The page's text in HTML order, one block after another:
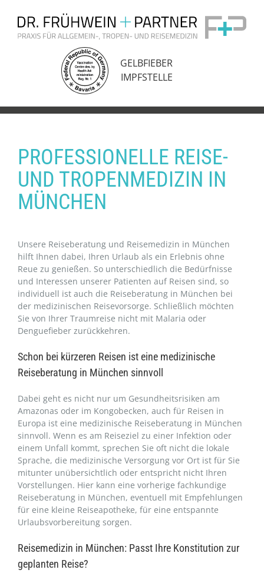
Inhalt
springen
GELBFIEBER
IMPFSTELLE
PROFESSIONELLE REISE-
UND TROPENMEDIZIN IN
MÜNCHEN
Unsere Reiseberatung und Reisemedizin in München
hilft Ihnen dabei, Ihren Urlaub als ein Erlebnis ohne
Reue zu genießen. So unterschiedlich die Bedürfnisse
und Interessen unserer Patienten auf Reisen sind, so
individuell ist auch die Reiseberatung in München bei
der medizinischen Reisevorsorge. Schließlich möchten
Sie von Ihrer Traumreise nicht mit Malaria oder
Denguefieber zurückkehren.
Schon bei kürzeren Reisen ist eine medizinische
Reiseberatung in München sinnvoll
Dabei geht es nicht nur um Gesundheitsrisiken am
Amazonas oder im Kongobecken, auch für Reisen in
Europa ist eine medizinische Reiseberatung in München
sinnvoll. Wenn es am Reiseziel zu einer Infektion oder
einem Unfall kommt, sprechen Sie oft nicht die lokale
Sprache, die medizinische Versorgung vor Ort ist für Sie
mitunter unübersichtlich oder entspricht nicht Ihren
Vorstellungen. Hier kann eine vorherige fachkundige
Reiseberatung in München, eventuell mit Empfehlungen
für eine kleine Reiseapotheke, für eine entspannte
Urlaubsvorbereitung sorgen.
Reisemedizin in München: Passt Ihre Konstitution zur
geplanten Reise?